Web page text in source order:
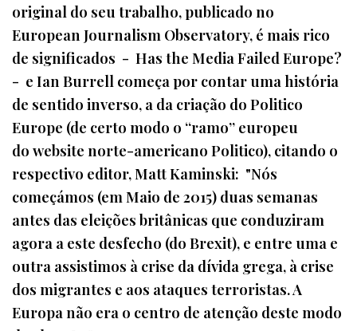
original do seu trabalho, publicado no
European Journalism Observatory, é mais rico
de significados - Has the Media Failed Europe?
- e Ian Burrell começa por contar uma história
de sentido inverso, a da criação do Politico
Europe (de certo modo o “ramo” europeu
do website norte-americano Politico), citando o
respectivo editor, Matt Kaminski: "Nós
começámos (em Maio de 2015) duas semanas
antes das eleições britânicas que conduziram
agora a este desfecho (do Brexit), e entre uma e
outra assistimos à crise da dívida grega, à crise
dos migrantes e aos ataques terroristas. A
Europa não era o centro de atenção deste modo